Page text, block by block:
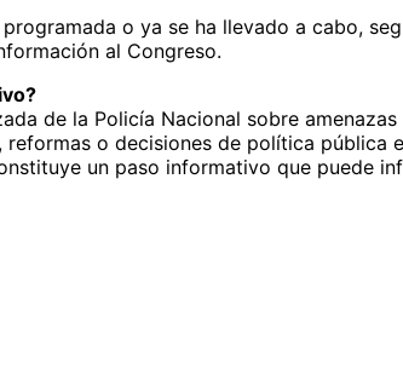
o ya se ha llevado a cabo,
al Congreso.
de la Policía Nacional sobre
o decisiones de política pública
un paso informativo que puede